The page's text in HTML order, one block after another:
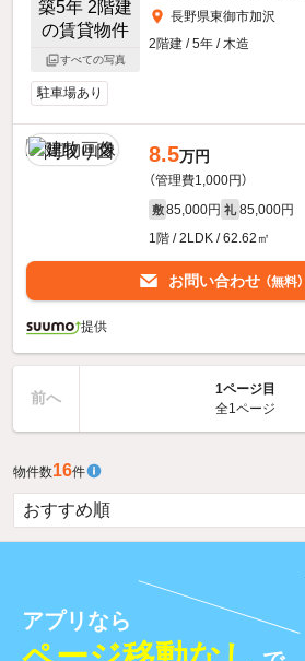
すべての写真
長野県東御市加沢
2階建 / 5年 / 木造
駐車場あり
8.5万円
（管理費1,000円）
敷 85,000円 礼 85,000円
1階 / 2LDK / 62.62㎡
お問い合わせ （無料）
提供
前へ
1ページ目
全1ページ
物件数16件
アプリなら